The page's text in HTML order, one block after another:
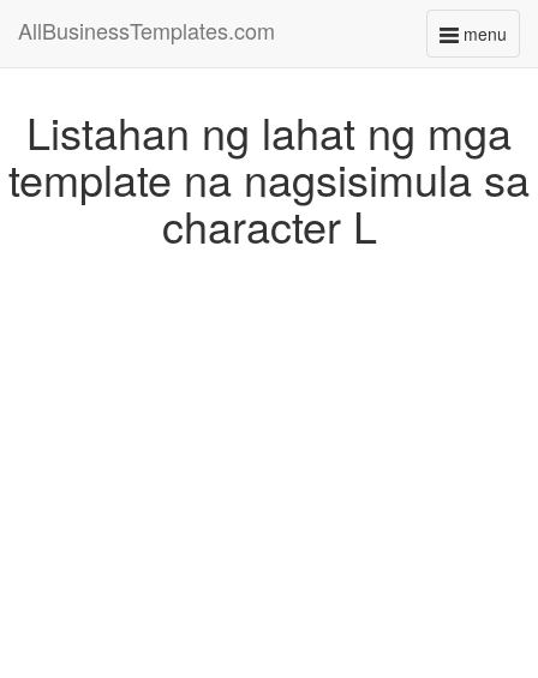
menu
Toggle
AllBusinessTemplates.com
Listahan ng lahat ng mga
template na nagsisimula sa
character L